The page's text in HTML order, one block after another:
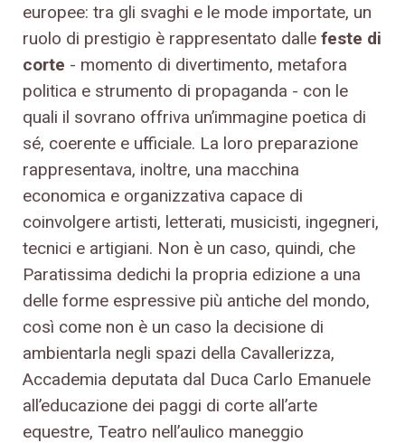
europee: tra gli svaghi e le mode importate, un
ruolo di prestigio è rappresentato dalle feste di
corte - momento di divertimento, metafora
politica e strumento di propaganda - con le
quali il sovrano offriva un’immagine poetica di
sé, coerente e ufficiale. La loro preparazione
rappresentava, inoltre, una macchina
economica e organizzativa capace di
coinvolgere artisti, letterati, musicisti, ingegneri,
tecnici e artigiani. Non è un caso, quindi, che
Paratissima dedichi la propria edizione a una
delle forme espressive più antiche del mondo,
così come non è un caso la decisione di
ambientarla negli spazi della Cavallerizza,
Accademia deputata dal Duca Carlo Emanuele
all’educazione dei paggi di corte all’arte
equestre, Teatro nell’aulico maneggio